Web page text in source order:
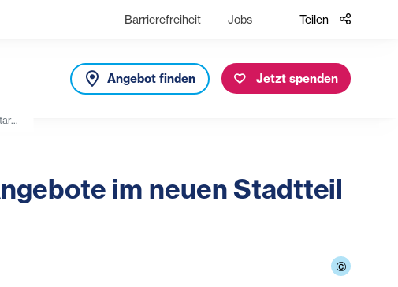
Barrierefreiheit Jobs Teilen
Angebot finden Jetzt spenden
im neuen Stadtteil
©